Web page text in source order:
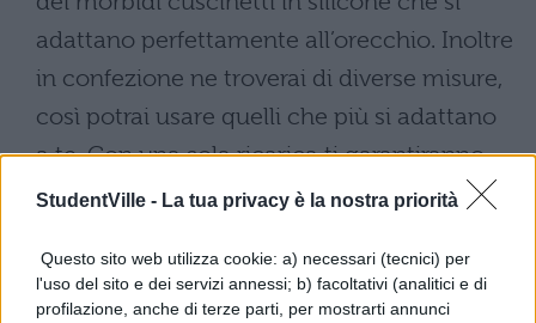
StudentVille - La tua privacy è la nostra priorità
Questo sito web utilizza cookie: a) necessari (tecnici) per
l'uso del sito e dei servizi annessi; b) facoltativi (analitici e di
profilazione, anche di terze parti, per mostrarti annunci
adattano perfettamente all’orecchio. Inoltre
in confezione ne troverai di diverse misure,
così potrai usare quelli che più si adattano
a te. Con una sola ricarica ti garantiranno
fino a 10 ore di autonomiae altre 30 con
ascolto. Potrai anche usarle mentre fai
attività fisica, dato che sono impermeabili